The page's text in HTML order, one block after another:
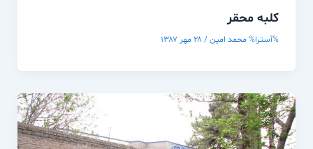
كلبه محقر
%آسترا% محمد امین/۲۸ مهر ۱۳۸۷